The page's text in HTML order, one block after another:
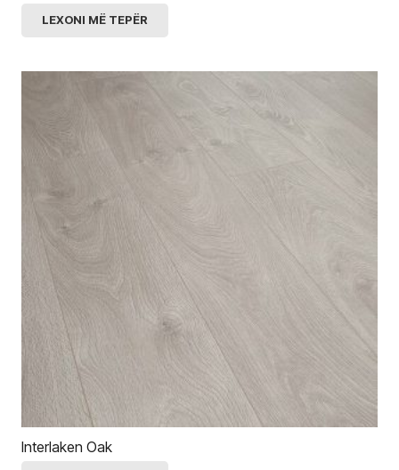
LEXONI MË TEPËR
Interlaken Oak